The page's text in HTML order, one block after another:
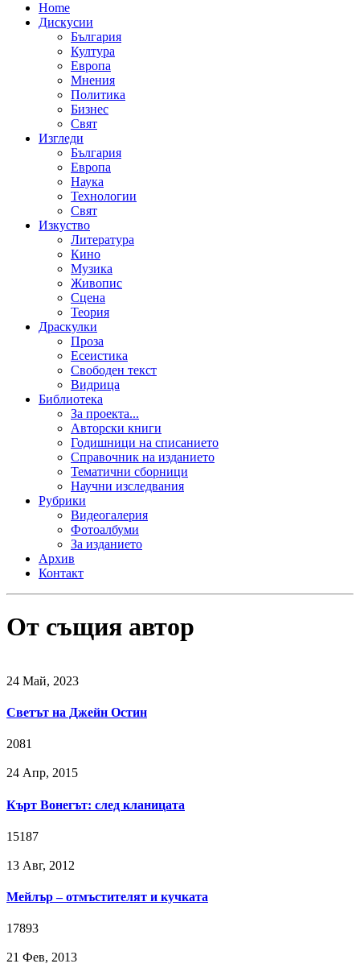
Home
Дискусии
България
Култура
Европа
Мнения
Политика
Бизнес
Свят
Изгледи
България
Европа
Наука
Технологии
Свят
Изкуство
Литература
Кино
Музика
Живопис
Сцена
Теория
Драскулки
Проза
Есеистика
Свободен текст
Видрица
Библиотека
За проекта...
Авторски книги
Годишници на списанието
Справочник на изданието
Тематични сборници
Научни изследвания
Рубрики
Видеогалерия
Фотоалбуми
За изданието
Архив
Контакт
От същия автор
24 Май, 2023
Светът на Джейн Остин
2081
24 Апр, 2015
Кърт Вонегът: след кланицата
15187
13 Авг, 2012
Мейлър – отмъстителят и кучката
17893
21 Фев, 2013